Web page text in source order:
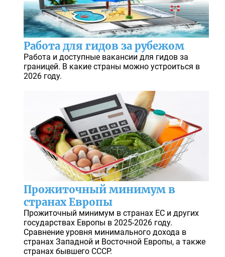
Работа для гидов за рубежом
Работа и доступные вакансии для гидов за
границей. В какие страны можно устроиться в
2026 году.
Прожиточный минимум в
странах Европы
Прожиточный минимум в странах ЕС и других
государствах Европы в 2025-2026 году.
Сравнение уровня минимального дохода в
странах Западной и Восточной Европы, а также
странах бывшего СССР.